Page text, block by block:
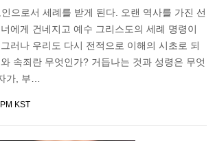
으로서 세례를 받게 된다. 오랜 역사를 가진 선
에게 건네지고 예수 그리스도의 세례 명령이
러나 우리도 다시 전적으로 이해의 시초로 되
속죄란 무엇인가? 거듭나는 것과 성령은 무엇
가, 부…
KST